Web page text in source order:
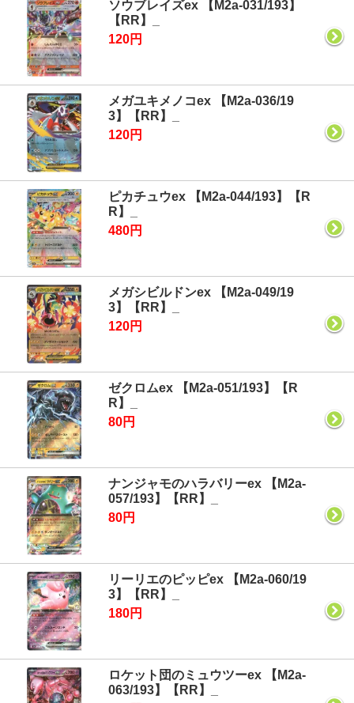
ソウブレイズex 【M2a-031/193】
【RR】_
120円
メガユキメノコex 【M2a-036/19
3】【RR】_
120円
ピカチュウex 【M2a-044/193】【R
R】_
480円
メガシビルドンex 【M2a-049/19
3】【RR】_
120円
ゼクロムex 【M2a-051/193】【R
R】_
80円
ナンジャモのハラバリーex 【M2a-
057/193】【RR】_
80円
リーリエのピッピex 【M2a-060/19
3】【RR】_
180円
ロケット団のミュウツーex 【M2a-
063/193】【RR】_